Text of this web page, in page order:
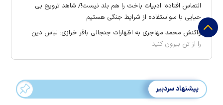
التماس افتاده؛ ادبیات باخت را هم بلد نیست!/ شاهد ترویج بی
حیایی با سواستفاده از شرایط جنگی هستیم
واکنش محمد مهاجری به اظهارات جنجالی باقر خرازی: لباس دین
را از تن بیرون کنید
پیشنهاد سردبیر